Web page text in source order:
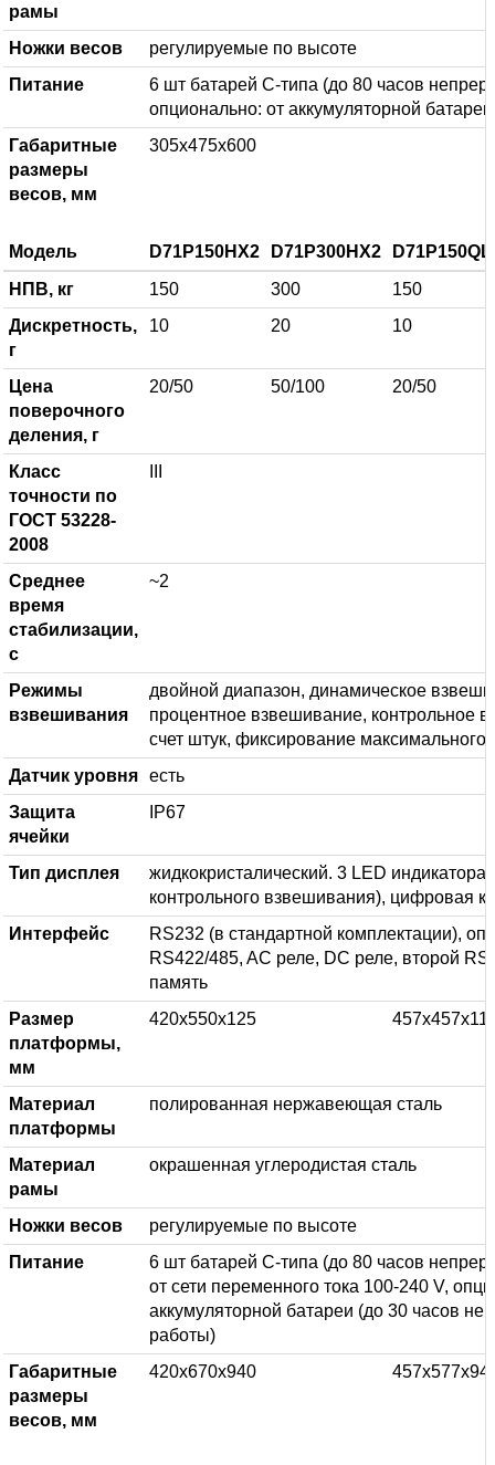
рамы
Ножки весов
регулируемые по высоте
Питание
6 шт батарей С-типа (до 80 часов
опционально: от аккумуляторной
Габаритные
размеры
весов, мм
305х475х600
Модель D71P150HX2 D71P300HX2
НПВ, кг
150 300
150
Дискретность,
г
10 20 10
Цена
поверочного
деления, г
20/50 50/100 20/50
Класс
точности по
ГОСТ 53228-
2008
Среднее
время
стабилизации,
с
~2
Режимы
взвешивания
двойной диапазон, динамическое
процентное взвешивание, контрольное
счет штук, фиксирование максимального
Датчик уровня
есть
Защита
ячейки
IP67
Тип дисплея
жидкокристалический. 3 LED индикатора
контрольного взвешивания), цифровая
Интерфейс
RS232 (в стандартной комплектации),
RS422/485, AC реле, DC реле, второй
память
Размер
платформы,
мм
420х550х125
Материал
платформы
полированная нержавеющая сталь
Материал
рамы
окрашенная углеродистая сталь
Ножки весов
регулируемые по высоте
Питание
6 шт батарей С-типа (до 80 часов
от сети переменного тока 100-240 V,
аккумуляторной батареи (до 30 часов
работы)
Габаритные
размеры
весов, мм
420х670х940